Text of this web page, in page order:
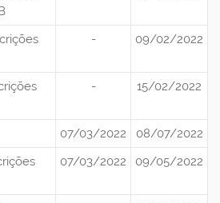
- 09/02/2022
- 15/02/2022
07/03/2022
08/07/2022
07/03/2022 09/05/2022